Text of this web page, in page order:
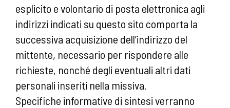
esplicito e volontario di posta elettronica agli
indirizzi indicati su questo sito comporta la
successiva acquisizione dell’indirizzo del
mittente, necessario per rispondere alle
richieste, nonché degli eventuali altri dati
personali inseriti nella missiva.
Specifiche informative di sintesi verranno